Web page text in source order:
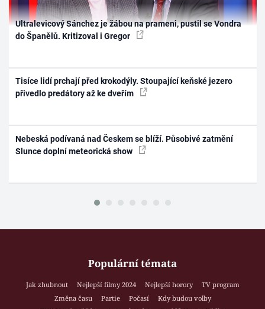
Ultralevicový Sánchez je žábou na prameni, pustil se Vondra
do Španělů. Kritizoval i Gregor
Tisíce lidí prchají před krokodýly. Stoupající keňské jezero
přivedlo predátory až ke dveřím
Nebeská podívaná nad Českem se blíží. Působivé zatmění
Slunce doplní meteorická show
Populární témata
Jak zhubnout Nejlepší filmy 2024 Nejlepší horory
TV program
Změna času
Partie Počasí
Kdy budou volby